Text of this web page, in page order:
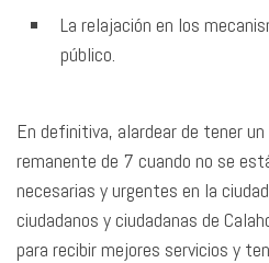
La relajación en los
público.
En definitiva, alardear de tener
remanente de 7 cuando no se
necesarias y urgentes en la
ciudadanos y ciudadanas de
para recibir mejores servicios y